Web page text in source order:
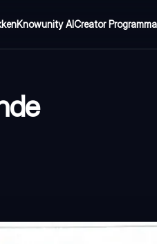
Knowunity AICreator Programma